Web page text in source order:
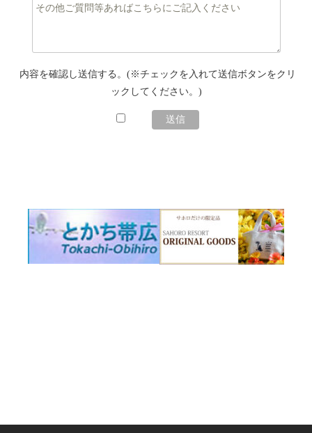
内容を確認し送信する。(※チェックを入れて送信ボタンをクリ
ックしてください。)